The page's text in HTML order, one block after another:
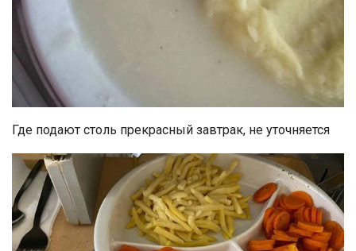
Где подают столь прекрасный завтрак, не уточняется